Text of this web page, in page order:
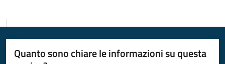
Quanto sono chiare le informazioni su questa